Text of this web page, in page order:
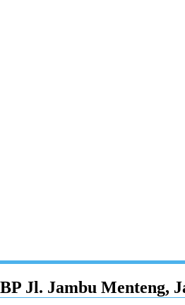
Jl. Jambu Menteng,